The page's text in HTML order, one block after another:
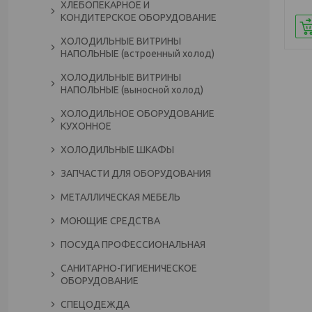
ХЛЕБОПЕКАРНОЕ И
КОНДИТЕРСКОЕ ОБОРУДОВАНИЕ
ХОЛОДИЛЬНЫЕ ВИТРИНЫ
НАПОЛЬНЫЕ (встроенный холод)
ХОЛОДИЛЬНЫЕ ВИТРИНЫ
НАПОЛЬНЫЕ (выносной холод)
ХОЛОДИЛЬНОЕ ОБОРУДОВАНИЕ
КУХОННОЕ
ХОЛОДИЛЬНЫЕ ШКАФЫ
ЗАПЧАСТИ ДЛЯ ОБОРУДОВАНИЯ
МЕТАЛЛИЧЕСКАЯ МЕБЕЛЬ
МОЮЩИЕ СРЕДСТВА
ПОСУДА ПРОФЕССИОНАЛЬНАЯ
САНИТАРНО-ГИГИЕНИЧЕСКОЕ
ОБОРУДОВАНИЕ
СПЕЦОДЕЖДА